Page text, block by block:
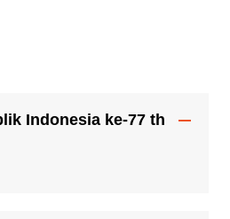
Indonesia ke-77 th